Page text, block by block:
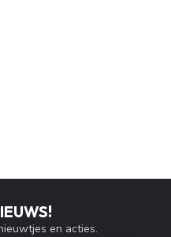
en acties.